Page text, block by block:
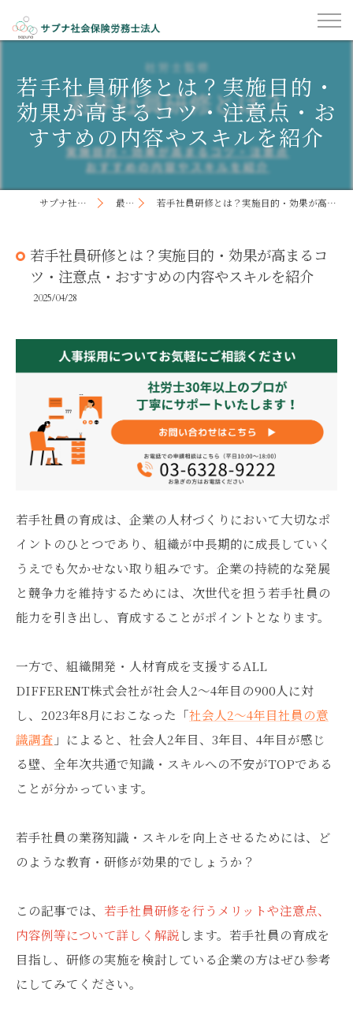
若手社員研修とは？実施目的・
効果が高まるコツ・注意点・お
すすめの内容やスキルを紹介
サプナ社会保険労務士法人 最新記事 若手社員研修とは？実施目的・効果が高まるコツ・注意点・おすすめの内容やスキルを紹介
若手社員研修とは？実施目的・効果が高まるコ
ツ・注意点・おすすめの内容やスキルを紹介
2025/04/28
若手社員の育成は、企業の人材づくりにおいて大切なポ
イントのひとつであり、組織が中長期的に成長していく
うえでも欠かせない取り組みです。企業の持続的な発展
と競争力を維持するためには、次世代を担う若手社員の
能力を引き出し、育成することがポイントとなります。
一方で、組織開発・人材育成を支援するALL
DIFFERENT株式会社が社会人2～4年目の900人に対
し、2023年8月におこなった「社会人2～4年目社員の意
識調査 」によると、社会人2年目、3年目、4年目が感じ
る壁、全年次共通で知識・スキルへの不安がTOPである
ことが分かっています。
若手社員の業務知識・スキルを向上させるためには、ど
のような教育・研修が効果的でしょうか？
この記事では、 若手社員研修を行うメリットや注意点、
内容例等について詳しく解説します。若手社員の育成を
目指し、研修の実施を検討している企業の方はぜひ参考
にしてみてください。